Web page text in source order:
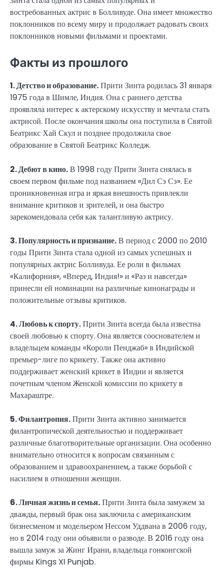
востребованных актрис в Болливуде. Она имеет множество
поклонников по всему миру и продолжает радовать своих
поклонников новыми фильмами и проектами.
Факты из прошлого
1. Детство и образование.Прити Зинта родилась 31 января
1975 года в Шимле, Индия. Она с раннего детства
проявляла интерес к актерскому искусству и мечтала стать
актрисой. После окончания школы она поступила в Святой
Беатрикс Хай Скул и позднее продолжила свое
образование в Святой Беатрикс Колледж.
2. Дебют в кино.В 1998 году Прити Зинта снялась в
своем первом фильме под названием «Дил Сэ Сэ». Ее
проникновенная игра и яркая внешность привлекли
внимание критиков и зрителей, и она быстро
зарекомендовала себя как талантливую актрису.
3. Популярность и признание.В период с 2000 по 2010
годы Прити Зинта стала одной из самых успешных и
популярных актрис Болливуда. Ее роли в фильмах
«Калифорния», «Вперед, Индия!» и «Раз и навсегда»
принесли ей номинации на различные кинонаграды и
положительные отзывы критиков.
4. Любовь к спорту.Прити Зинта всегда была известна
своей любовью к спорту. Она является сооснователем и
владельцем команды «Короли Пенджаб» в Индийской
премьер-лиге по крикету. Также она активно
поддерживает женский крикет в Индии и является
почетным членом Женской комиссии по крикету в
Махараштре.
5. Филантропия.Прити Зинта активно занимается
филантропической деятельностью и поддерживает
различные благотворительные организации. Она особенно
внимательно относится к вопросам связанным с
образованием и здравоохранением, а также борьбой с
насилием в отношении женщин.
6. Личная жизнь и семья.Прити Зинта была замужем за
дважды, первый брак она заключила с американским
бизнесменом и модельером Нессом Уддвана в 2006 году,
но в 2014 году они объявили о разводе. В 2016 году она
вышла замуж за Жинг Ирани, владельца гонконгской
фирмы Kings XI Punjab.